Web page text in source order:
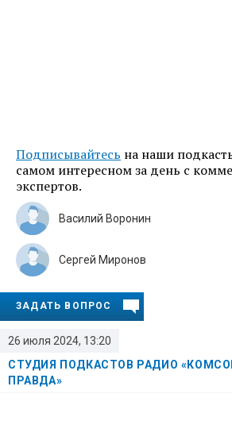
Подписывайтесь на наши
самом интересном за день с
экспертов.
26 июля 2024, 13:20
СТУДИЯ ПОДКАСТОВ РАДИО
ПРАВДА»
Василий Воронин
Сергей Миронов
ЗАДАТЬ ВОПРОС